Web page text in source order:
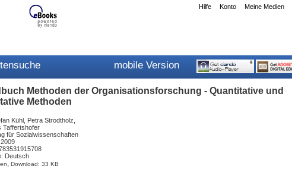
Meine Medien
Konto
Hilfe
mobile Version
Methoden der Organisationsforschung - Quantitative und
Methoden
Kühl, Petra Strodtholz,
Taffertshofer
für Sozialwissenschaften
Deutsch
, Download: 33 KB